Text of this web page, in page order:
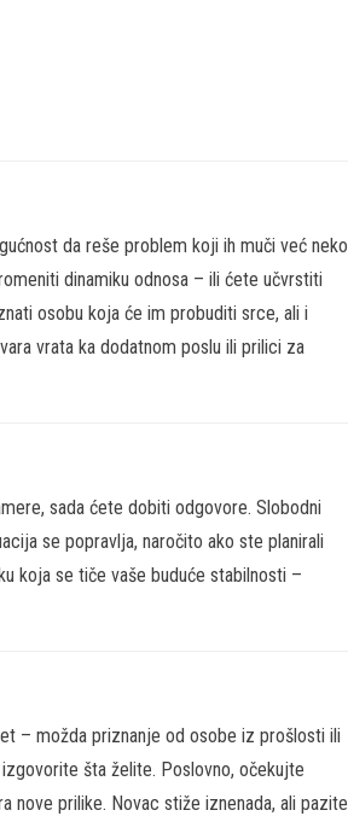
da reše problem koji ih muči već neko
dinamiku odnosa – ili ćete učvrstiti
osobu koja će im probuditi srce, ali i
vrata ka dodatnom poslu ili prilici za
sada ćete dobiti odgovore. Slobodni
se popravlja, naročito ako ste planirali
koja se tiče vaše buduće stabilnosti –
– možda priznanje od osobe iz prošlosti ili
šta želite. Poslovno, očekujte
nove prilike. Novac stiže iznenada, ali pazite